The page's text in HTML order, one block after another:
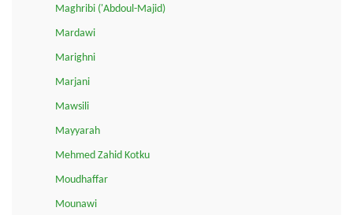
Maghribi ('Abdoul-Majid)
Mardawi
Marighni
Marjani
Mawsili
Mayyarah
Mehmed Zahid Kotku
Moudhaffar
Mounawi